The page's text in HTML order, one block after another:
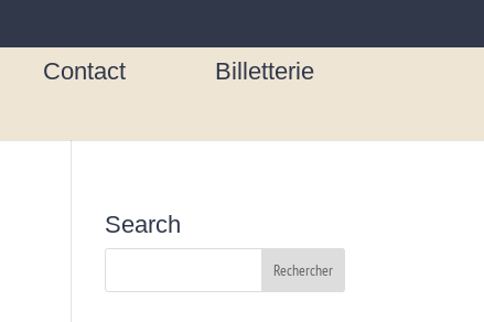
Contact
Billetterie
Search